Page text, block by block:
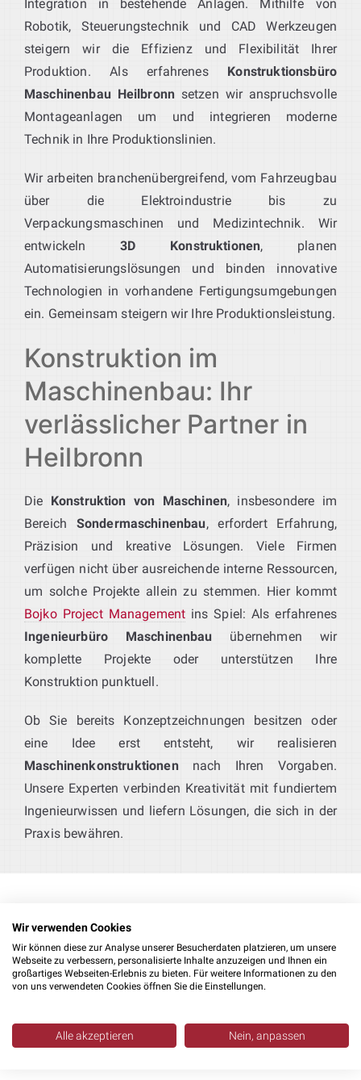
Integration in bestehende Anlagen. Mithilfe von
Robotik, Steuerungstechnik und CAD Werkzeugen
steigern wir die Effizienz und Flexibilität Ihrer
Produktion. Als erfahrenes Konstruktionsbüro
Maschinenbau Heilbronn setzen wir anspruchsvolle
Montageanlagen um und integrieren moderne
Technik in Ihre Produktionslinien.
Wir arbeiten branchenübergreifend, vom Fahrzeugbau
über die Elektroindustrie bis zu
Verpackungsmaschinen und Medizintechnik. Wir
entwickeln3D Konstruktionen, planen
Automatisierungslösungen und binden innovative
Technologien in vorhandene Fertigungsumgebungen
ein. Gemeinsam steigern wir Ihre Produktionsleistung.
Konstruktion im
Maschinenbau: Ihr
verlässlicher Partner in
Heilbronn
Die Konstruktion von Maschinen, insbesondere im
Bereich Sondermaschinenbau, erfordert Erfahrung,
Präzision und kreative Lösungen. Viele Firmen
verfügen nicht über ausreichende interne Ressourcen,
um solche Projekte allein zu stemmen. Hier kommt
Bojko Project Management ins Spiel: Als erfahrenes
Ingenieurbüro Maschinenbau übernehmen wir
komplette Projekte oder unterstützen Ihre
Konstruktion punktuell.
Ob Sie bereits Konzeptzeichnungen besitzen oder
eine Idee erst entsteht, wir realisieren
Maschinenkonstruktionen nach Ihren Vorgaben.
Unsere Experten verbinden Kreativität mit fundiertem
Ingenieurwissen und liefern Lösungen, die sich in der
Praxis bewähren.
Konstruktion mit Inventor &
Kompetenz im
Wir verwenden Cookies
Wir können diese zur Analyse unserer Besucherdaten platzieren, um unsere
Webseite zu verbessern, personalisierte Inhalte anzuzeigen und Ihnen ein
großartiges Webseiten-Erlebnis zu bieten. Für weitere Informationen zu den
von uns verwendeten Cookies öffnen Sie die Einstellungen.
Alle akzeptieren Nein, anpassen